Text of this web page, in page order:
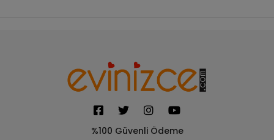
%100 Güvenli Ödeme